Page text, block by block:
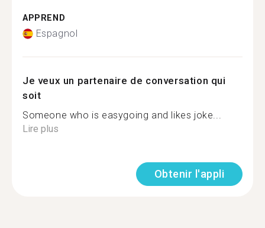
APPREND
Espagnol
Je veux un partenaire de conversation qui
soit
Someone who is easygoing and likes joke...
Lire plus
Obtenir l'appli